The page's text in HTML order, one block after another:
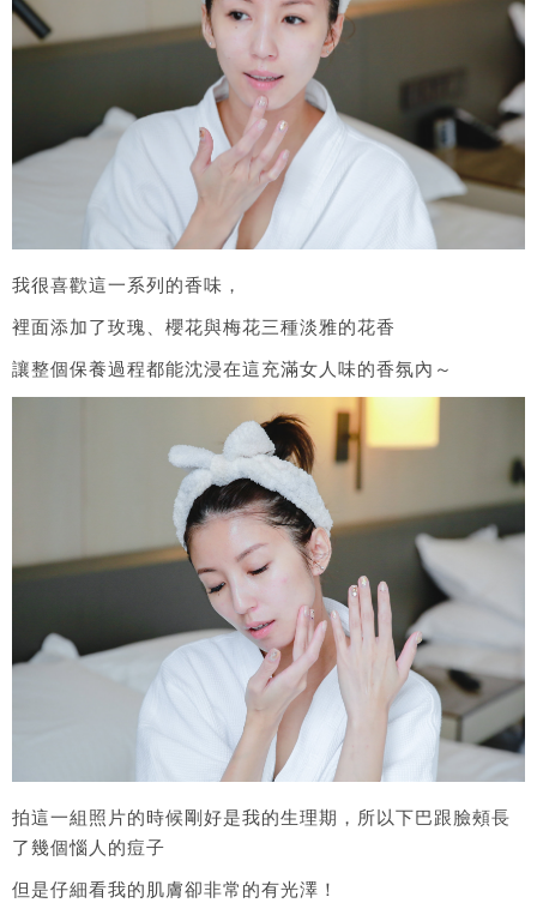
我很喜歡這一系列的香味，
裡面添加了玫瑰、櫻花與梅花三種淡雅的花香
讓整個保養過程都能沈浸在這充滿女人味的香氛內～
拍這一組照片的時候剛好是我的生理期，所以下巴跟臉頰長
了幾個惱人的痘子
但是仔細看我的肌膚卻非常的有光澤！